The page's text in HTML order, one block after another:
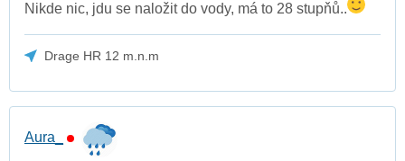
Nikde nic, jdu se naložit do vody, má to 28 stupňů..
Drage HR 12 m.n.m
Aura_